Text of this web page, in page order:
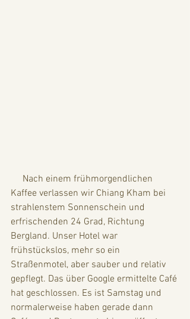
Kaffee verlassen wir Chiang Kham bei
strahlenstem Sonnenschein und
erfrischenden 24 Grad, Richtung
Bergland. Unser Hotel war
frühstückslos, mehr so ein
Straßenmotel, aber sauber und relativ
gepflegt. Das über Google ermittelte Café
hat geschlossen. Es ist Samstag und
normalerweise haben gerade dann